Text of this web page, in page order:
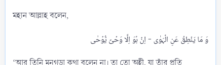
মহান আল্লাহ বলেন,